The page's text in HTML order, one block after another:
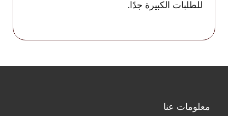
للطلبات الكبيرة جدًا.
معلومات عنا